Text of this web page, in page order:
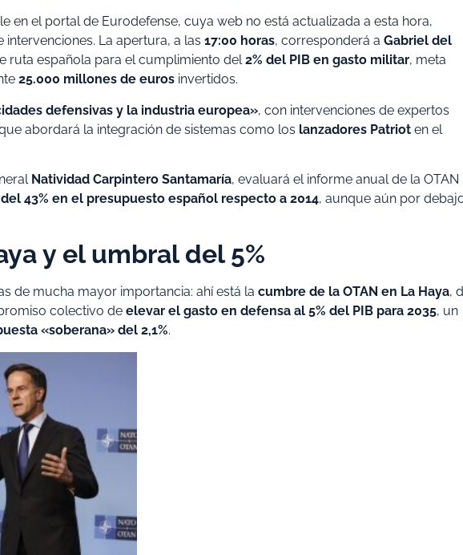
en el portal de Eurodefense, cuya web no está actualizada a esta hora,
La apertura, a las 17:00 horas, corresponderá a Gabriel del
ruta española para el cumplimiento del2% del PIB en gasto militar, meta
25.000 millones de euros invertidos.
defensivas y la industria europea», con intervenciones de expertos
abordará la integración de sistemas como los lanzadores Patriot en el
Natividad Carpintero Santamaría, evaluará el informe anual de la OTAN
43% en el presupuesto español respecto a 2014, aunque aún por
y el umbral del 5%
de mucha mayor importancia: ahí está la cumbre de la OTAN en La Haya,
colectivo de elevar el gasto en defensa al 5% del PIB para 2035, un
«soberana» del 2,1%.